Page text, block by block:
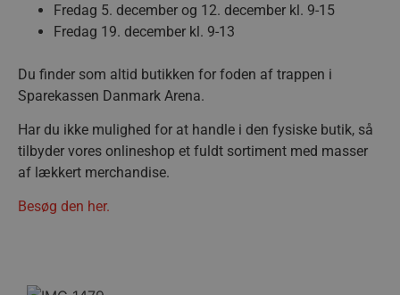
Fredag 5. december og 12. december kl. 9-15
Fredag 19. december kl. 9-13
Du finder som altid butikken for foden af trappen i
Sparekassen Danmark Arena.
Har du ikke mulighed for at handle i den fysiske butik, så
tilbyder vores onlineshop et fuldt sortiment med masser
af lækkert merchandise.
Besøg den her.